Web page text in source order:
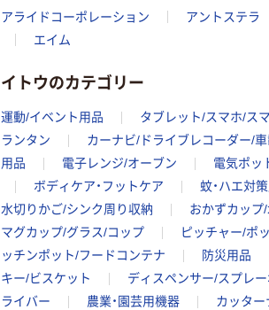
アライドコーポレーション アントステラ
エイム
イトウのカテゴリー
運動/イベント用品 タブレット/スマホ/ス
ランタン
カーナビ/ドライブレコーダー/
用品
電子レンジ/オーブン 電気ポッ
ボディケア・フットケア
蚊・ハエ対
水切りかご/シンク周り収納
おかずカップ
マグカップ/グラス/コップ
ピッチャー/ポ
ッチンポット/フードコンテナ
防災用品
キー/ビスケット
ディスペンサー/スプレ
ライバー
農業・園芸用機器 カッター